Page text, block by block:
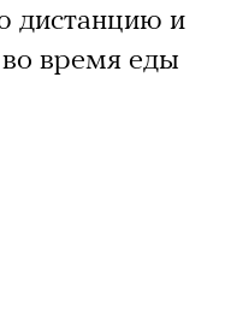
дистанцию и
время еды